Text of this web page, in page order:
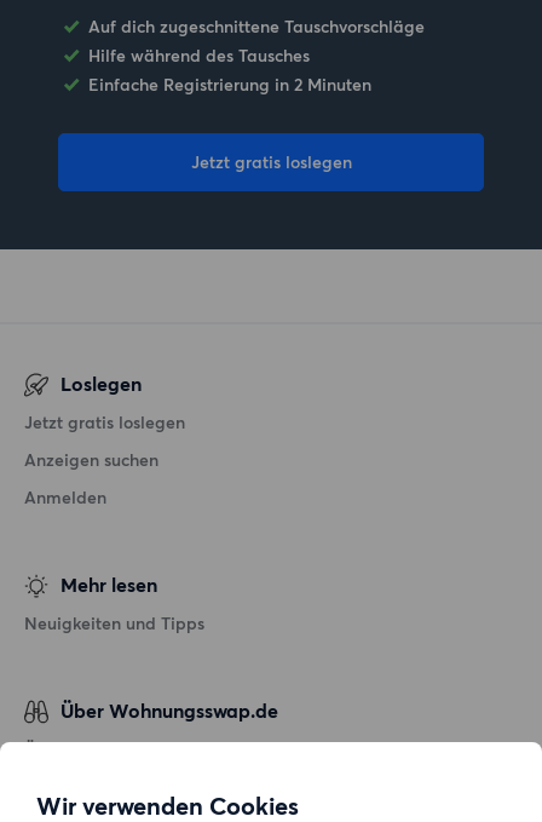
Wir verwenden Cookies
Auf dich zugeschnittene Tauschvorschläge
Hilfe während des Tausches
Einfache Registrierung in 2 Minuten
Jetzt gratis loslegen
Loslegen
Jetzt gratis loslegen
Anzeigen suchen
Anmelden
Mehr lesen
Neuigkeiten und Tipps
Über Wohnungsswap.de
Über uns